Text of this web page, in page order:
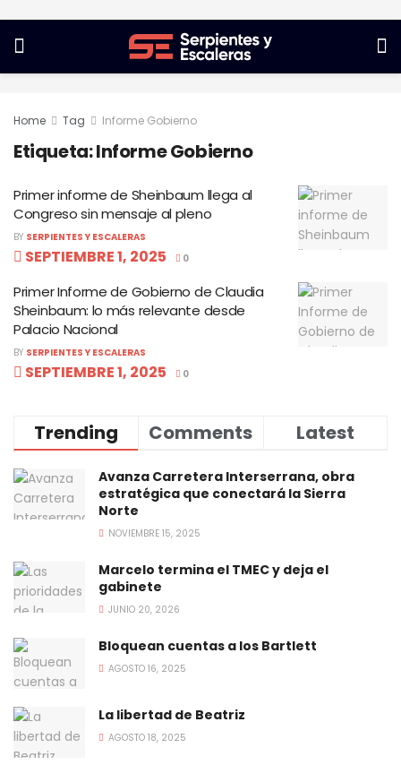
Home Tag Informe Gobierno
Etiqueta:Informe Gobierno
Primer informe de Sheinbaum llega al
Congreso sin mensaje al pleno
BY SERPIENTES Y ESCALERAS
SEPTIEMBRE 1, 2025 0
Primer Informe de Gobierno de Claudia
Sheinbaum: lo más relevante desde
Palacio Nacional
BY SERPIENTES Y ESCALERAS
SEPTIEMBRE 1, 2025 0
Trending Comments Latest
Avanza Carretera Interserrana, obra
estratégica que conectará la Sierra
Norte
NOVIEMBRE 15, 2025
Marcelo termina el TMEC y deja el
gabinete
JUNIO 20, 2026
Bloquean cuentas a los Bartlett
AGOSTO 16, 2025
La libertad de Beatriz
AGOSTO 18, 2025